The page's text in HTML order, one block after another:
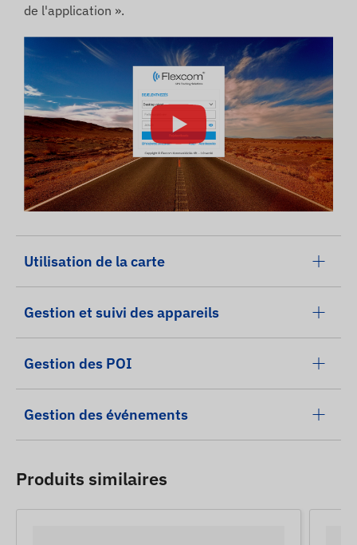
de l'application ».
Utilisation de la carte
Gestion et suivi des appareils
Gestion des POI
Gestion des événements
Produits similaires